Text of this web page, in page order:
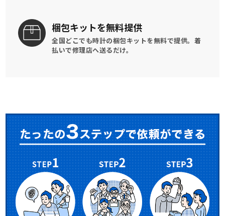
梱包キットを無料提供
全国どこでも時計の梱包キットを無料で提供。 着
払いで修理店へ送るだけ。